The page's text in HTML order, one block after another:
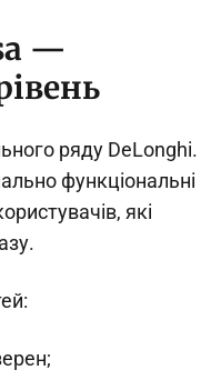
—
ряду DeLonghi.
функціональні
які